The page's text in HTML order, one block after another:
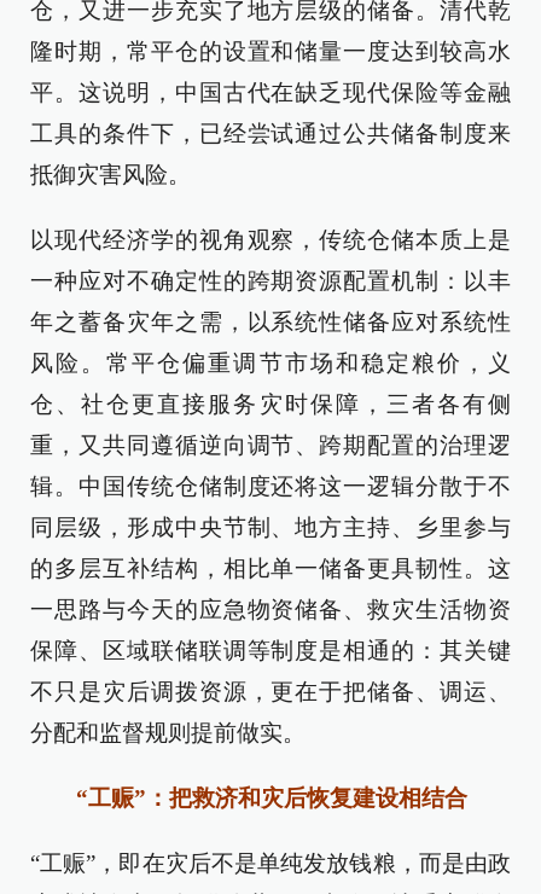
仓，又进一步充实了地方层级的储备。清代乾
隆时期，常平仓的设置和储量一度达到较高水
平。这说明，中国古代在缺乏现代保险等金融
工具的条件下，已经尝试通过公共储备制度来
抵御灾害风险。
以现代经济学的视角观察，传统仓储本质上是
一种应对不确定性的跨期资源配置机制：以丰
年之蓄备灾年之需，以系统性储备应对系统性
风险。常平仓偏重调节市场和稳定粮价，义
仓、社仓更直接服务灾时保障，三者各有侧
重，又共同遵循逆向调节、跨期配置的治理逻
辑。中国传统仓储制度还将这一逻辑分散于不
同层级，形成中央节制、地方主持、乡里参与
的多层互补结构，相比单一储备更具韧性。这
一思路与今天的应急物资储备、救灾生活物资
保障、区域联储联调等制度是相通的：其关键
不只是灾后调拨资源，更在于把储备、调运、
分配和监督规则提前做实。
“工赈”：把救济和灾后恢复建设相结合
“工赈”，即在灾后不是单纯发放钱粮，而是由政